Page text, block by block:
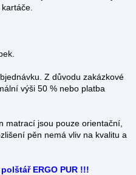
Z důvodu zakázkové
výši 50 % nebo platba
matrací jsou pouze orientační,
pěn nemá vliv na kvalitu a
ERGO PUR !!!